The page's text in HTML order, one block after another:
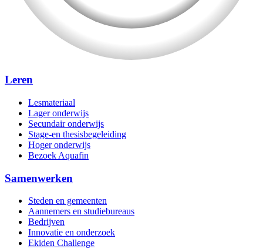
Leren
Lesmateriaal
Lager onderwijs
Secundair onderwijs
Stage-en thesisbegeleiding
Hoger onderwijs
Bezoek Aquafin
Samenwerken
Steden en gemeenten
Aannemers en studiebureaus
Bedrijven
Innovatie en onderzoek
Ekiden Challenge